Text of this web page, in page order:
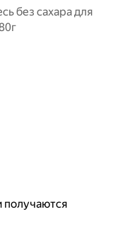
без сахара для